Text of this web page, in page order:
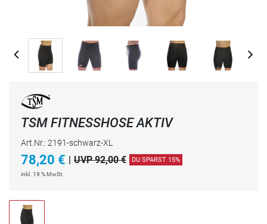
TSM FITNESSHOSE AKTIV
Art.Nr.: 2191-schwarz-XL
78,20 € | UVP 92,00 € DU SPARST 15%
inkl. 19 % MwSt.